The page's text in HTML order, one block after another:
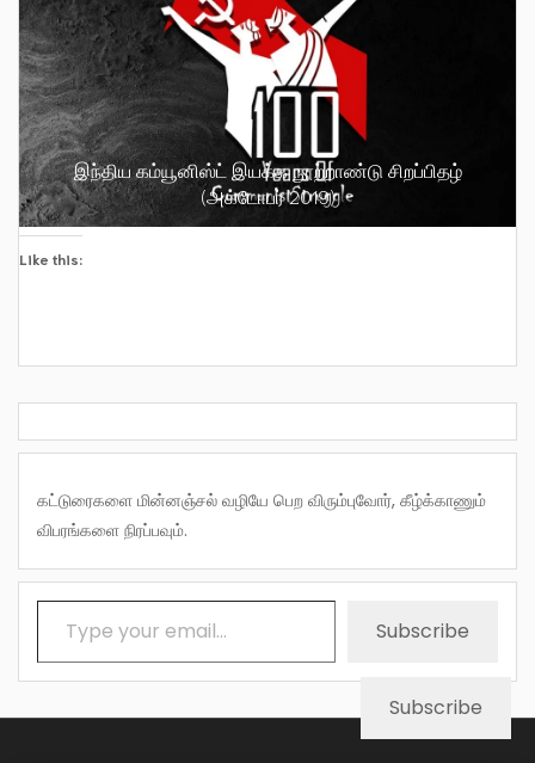
இந்திய கம்யூனிஸ்ட் இயக்க நூற்றாண்டு சிறப்பிதழ்
(அக்டோபர் 2019)
Like this:
கட்டுரைகளை மின்னஞ்சல் வழியே பெற விரும்புவோர், கீழ்க்காணும்
விபரங்களை நிரப்பவும்.
Type your email…
Subscribe
Subscribe